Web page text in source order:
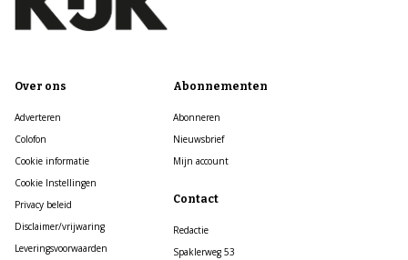
Over ons
Adverteren
Colofon
Cookie informatie
Cookie Instellingen
Privacy beleid
Disclaimer/vrijwaring
Leveringsvoorwaarden
Abonnementen
Abonneren
Nieuwsbrief
Mijn account
Contact
Redactie
Spaklerweg 53